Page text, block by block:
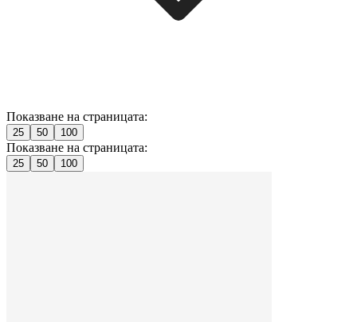
Показване на страницата:
25 50 100
Показване на страницата:
25 50 100